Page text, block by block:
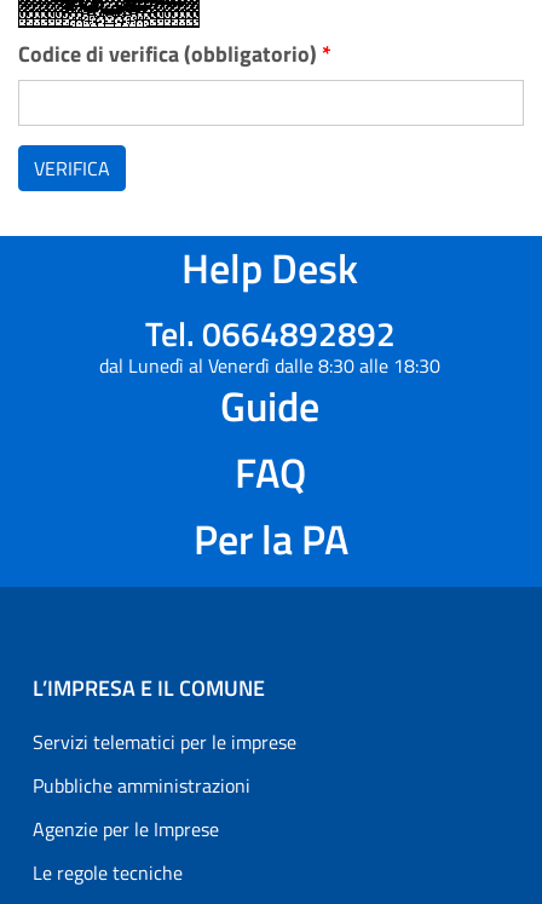
Codice di verifica (obbligatorio) *
VERIFICA
Help Desk
Tel. 0664892892
dal Lunedì al Venerdì dalle 8:30 alle 18:30
Guide
FAQ
Per la PA
L’IMPRESA E IL COMUNE
Servizi telematici per le imprese
Pubbliche amministrazioni
Agenzie per le Imprese
Le regole tecniche